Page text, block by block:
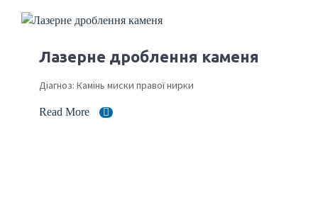
Лазерне дроблення каменя
Діагноз: Камінь миски правої нирки
Read More